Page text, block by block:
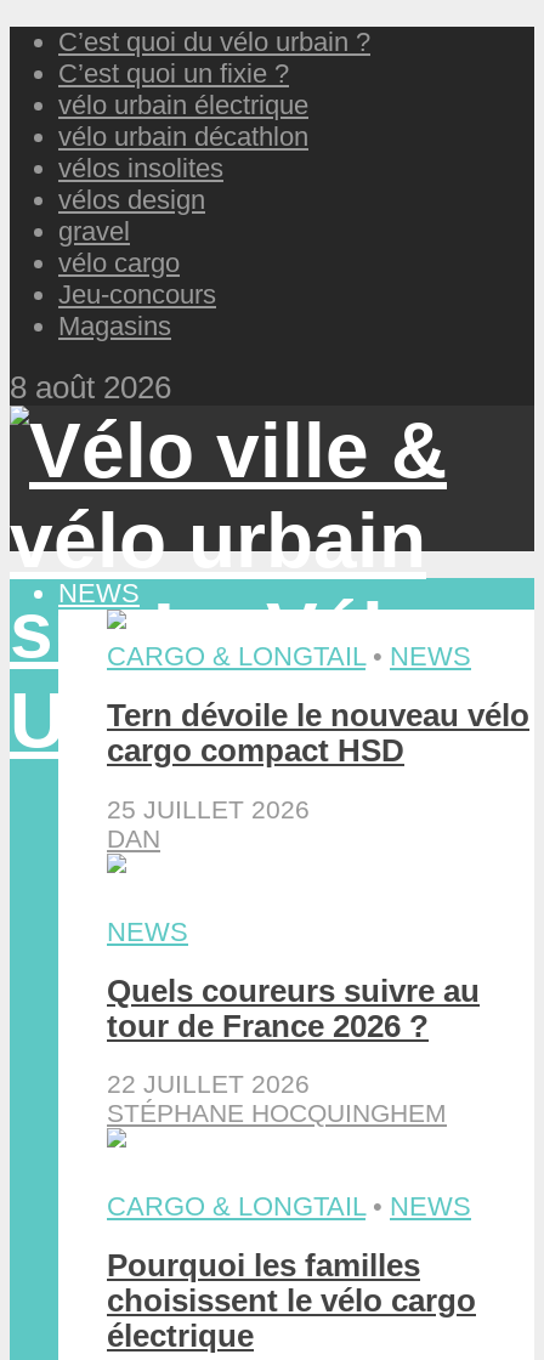
C’est quoi du vélo urbain ?
C’est quoi un fixie ?
vélo urbain électrique
vélo urbain décathlon
vélos insolites
vélos design
gravel
vélo cargo
Jeu-concours
Magasins
8 août 2026
NEWS
CARGO & LONGTAIL • NEWS
Tern dévoile le nouveau vélo
cargo compact HSD
25 JUILLET 2026
DAN
NEWS
Quels coureurs suivre au
tour de France 2026 ?
22 JUILLET 2026
STÉPHANE HOCQUINGHEM
CARGO & LONGTAIL • NEWS
Pourquoi les familles
choisissent le vélo cargo
électrique